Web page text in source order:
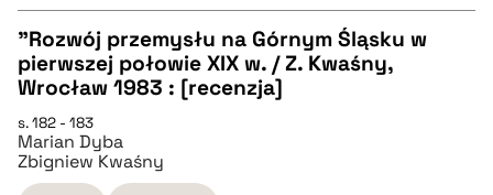
pobierz cytat
CZYSTY TEKST
pobierz cytat
"Rozwój przemysłu na Górnym Śląsku w
pierwszej połowie XIX w. / Z. Kwaśny,
Wrocław 1983 : [recenzja]
s. 182 - 183
Marian Dyba
Zbigniew Kwaśny